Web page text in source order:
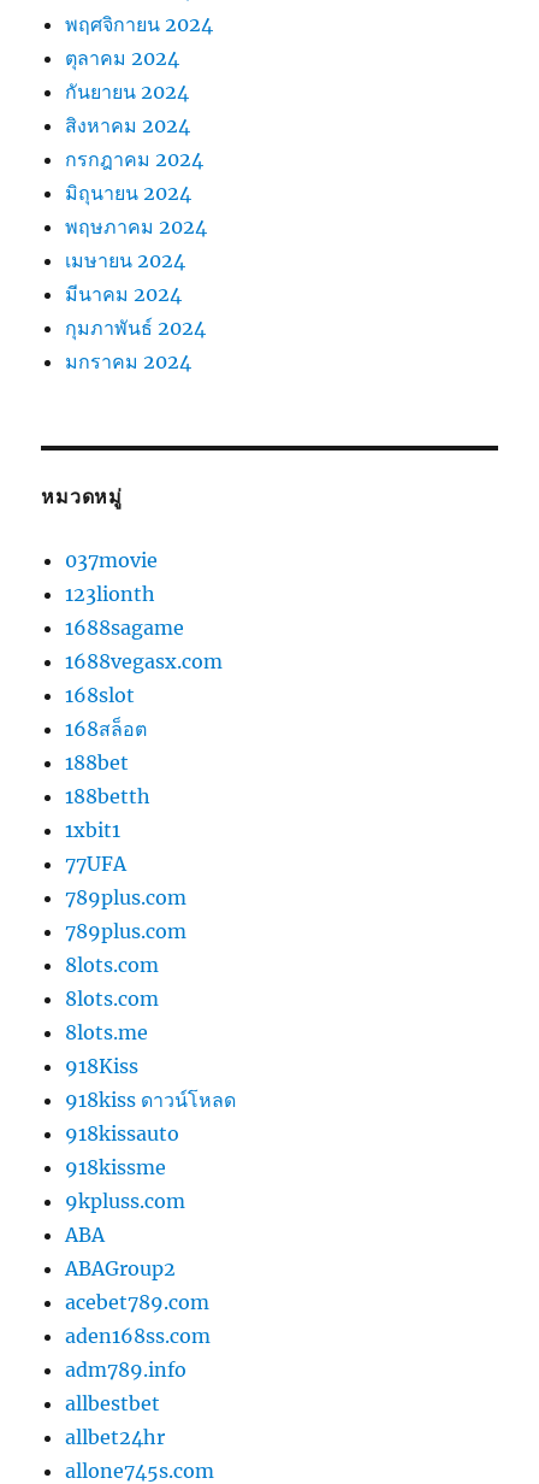
พฤศจิกายน 2024
ตุลาคม 2024
กันยายน 2024
สิงหาคม 2024
กรกฎาคม 2024
มิถุนายน 2024
พฤษภาคม 2024
เมษายน 2024
มีนาคม 2024
กุมภาพันธ์ 2024
มกราคม 2024
หมวดหมู่
037movie
123lionth
1688sagame
1688vegasx.com
168slot
168สล็อต
188bet
188betth
1xbit1
77UFA
789plus.com
789plus.com
8lots.com
8lots.com
8lots.me
918Kiss
918kiss ดาวน์โหลด
918kissauto
918kissme
9kpluss.com
ABA
ABAGroup2
acebet789.com
aden168ss.com
adm789.info
allbestbet
allbet24hr
allone745s.com